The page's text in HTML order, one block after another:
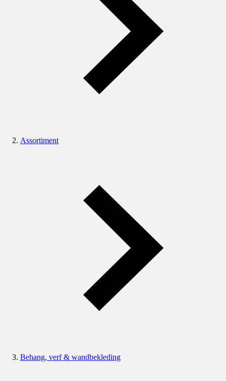
Assortiment
Behang, verf & wandbekleding